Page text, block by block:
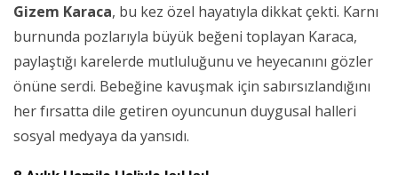
Gizem Karaca, bu kez özel hayatıyla dikkat çekti. Karnı
burnunda pozlarıyla büyük beğeni toplayan Karaca,
paylaştığı karelerde mutluluğunu ve heyecanını gözler
önüne serdi. Bebeğine kavuşmak için sabırsızlandığını
her fırsatta dile getiren oyuncunun duygusal halleri
sosyal medyaya da yansıdı.